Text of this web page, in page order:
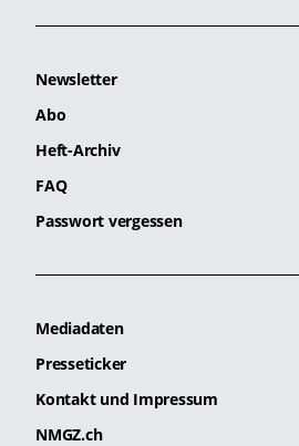
Newsletter
Abo
Heft-Archiv
FAQ
Passwort vergessen
Mediadaten
Presseticker
Kontakt und Impressum
NMGZ.ch